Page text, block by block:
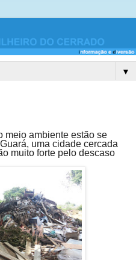
▼
meio ambiente estão se
uma cidade cercada
muito forte pelo descaso